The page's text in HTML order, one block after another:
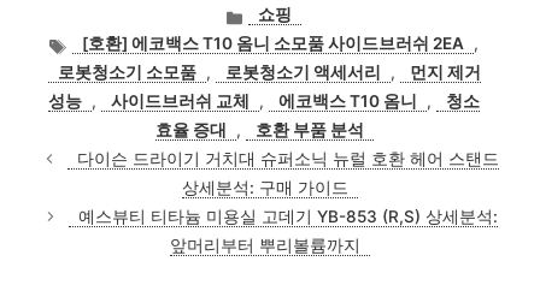
카
테
고
리
쇼핑
태
그
[호환] 에코백스 T10 옴니 소모품 사이드브러쉬 2EA ,
로봇청소기 소모품 , 로봇청소기 액세서리 ,
먼지 제거
성능 , 사이드브러쉬 교체 , 에코백스 T10 옴니 ,
청소
효율 증대
,
호환 부품 분석
다이슨 드라이기 거치대 슈퍼소닉 뉴럴 호환 헤어 스탠드
상세분석: 구매 가이드
예스뷰티 티타늄 미용실 고데기 YB-853 (R,S) 상세분석:
앞머리부터 뿌리볼륨까지